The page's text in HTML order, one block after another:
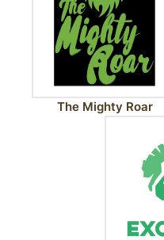
The Mighty Roar